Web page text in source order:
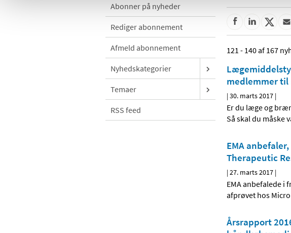
Abonner på nyheder
Rediger abonnement
Afmeld abonnement
Nyhedskategorier
Temaer
RSS feed
121 - 140 af 167
medlemmer
|30. marts 2017 |
Er du læge og
Så skal du måske
EMA
Therapeutic
|27. marts 2017 |
EMA anbefalede i
afprøvet hos
Årsrapport